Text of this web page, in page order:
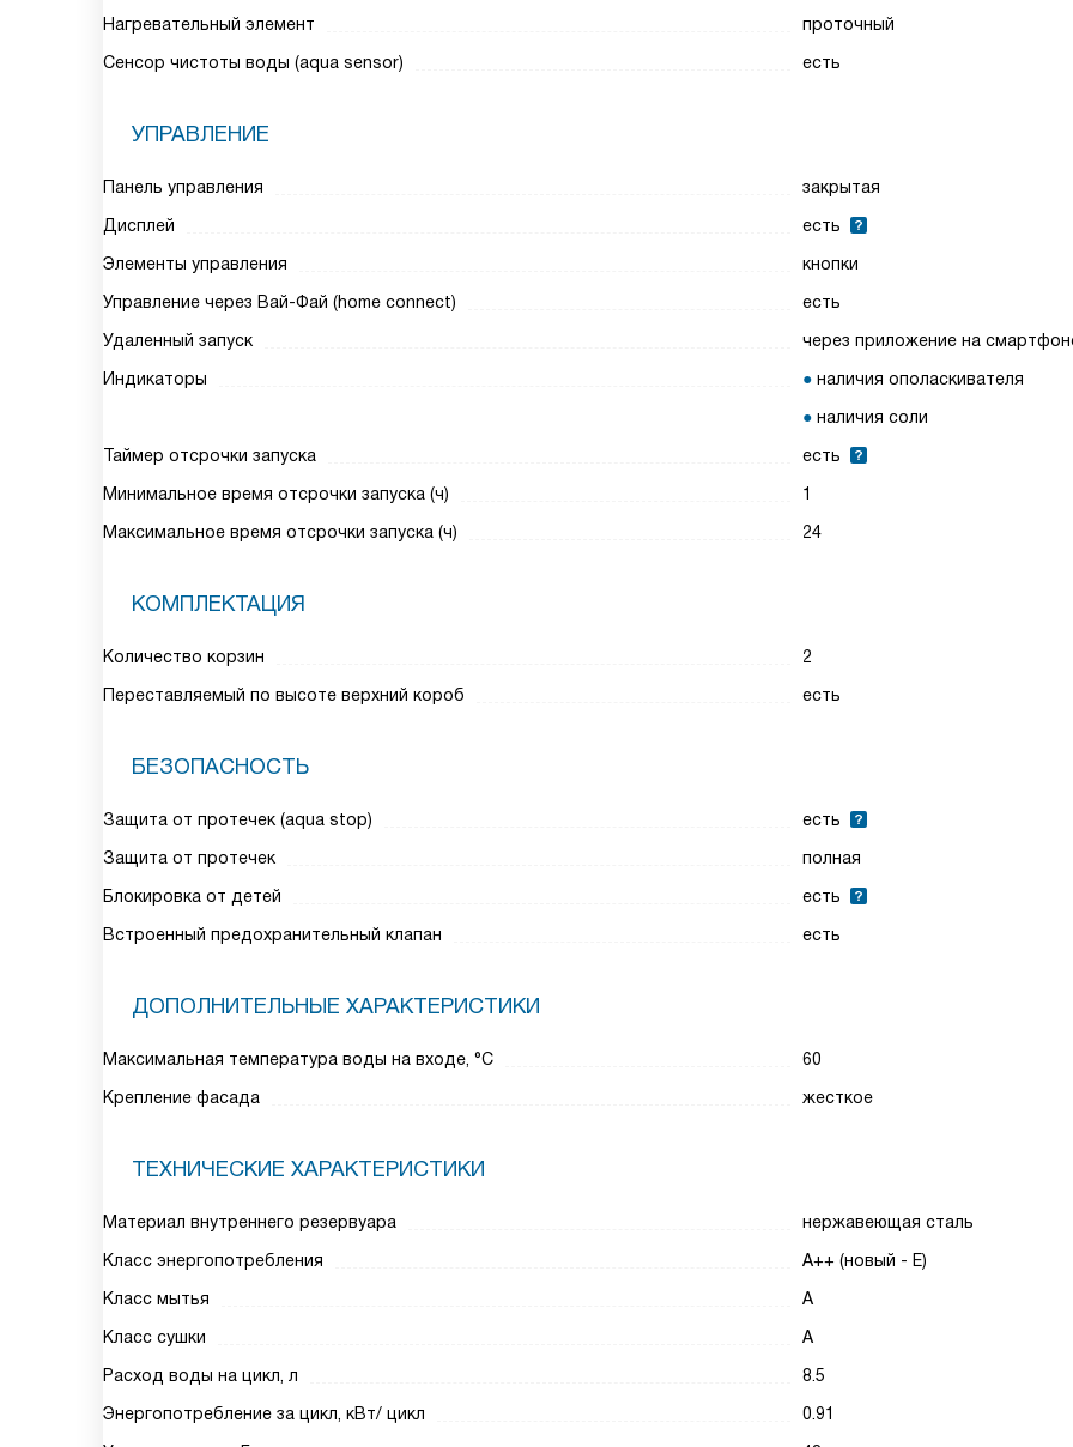
Нагревательный элемент
проточный
Сенсор чистоты воды (aqua sensor)
есть
УПРАВЛЕНИЕ
Панель управления
закрытая
Дисплей
есть
Элементы управления
кнопки
Управление через Вай-Фай (home connect)
есть
Удаленный запуск
через приложение на
Индикаторы
наличия ополаскивателя
наличия соли
Таймер отсрочки запуска
есть
Минимальное время отсрочки запуска (ч)
1
Максимальное время отсрочки запуска (ч)
24
КОМПЛЕКТАЦИЯ
Количество корзин
2
Переставляемый по высоте верхний короб
есть
БЕЗОПАСНОСТЬ
Защита от протечек (aqua stop)
есть
Защита от протечек
полная
Блокировка от детей
есть
Встроенный предохранительный клапан
есть
ДОПОЛНИТЕЛЬНЫЕ ХАРАКТЕРИСТИКИ
Максимальная температура воды на входе, °C
60
Крепление фасада
жесткое
ТЕХНИЧЕСКИЕ ХАРАКТЕРИСТИКИ
Материал внутреннего резервуара
нержавеющая сталь
Класс энергопотребления
A++ (новый - E)
Класс мытья
A
Класс сушки
A
Расход воды на цикл, л
8.5
Энергопотребление за цикл, кВт/ цикл
0.91